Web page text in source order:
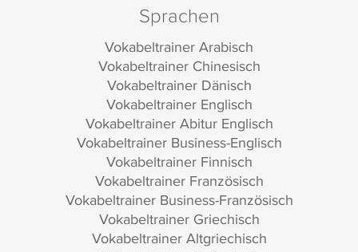
Sprachen
Vokabeltrainer Arabisch
Vokabeltrainer Chinesisch
Vokabeltrainer Dänisch
Vokabeltrainer Englisch
Vokabeltrainer Abitur Englisch
Vokabeltrainer Business-Englisch
Vokabeltrainer Finnisch
Vokabeltrainer Französisch
Vokabeltrainer Business-Französisch
Vokabeltrainer Griechisch
Vokabeltrainer Altgriechisch